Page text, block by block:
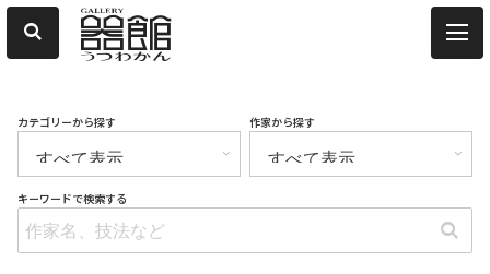
カテゴリーから探す 作家から探す
キーワードで検索する